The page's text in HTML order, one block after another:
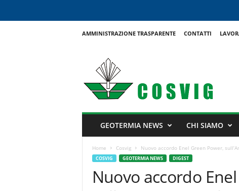
AMMINISTRAZIONE TRASPARENTE CONTATTI
GEOTERMIA NEWS CHI SIAMO
Home Cosvig Nuovo accordo Enel Green Power,
COSVIG GEOTERMIA NEWS DIGEST
Nuovo accordo